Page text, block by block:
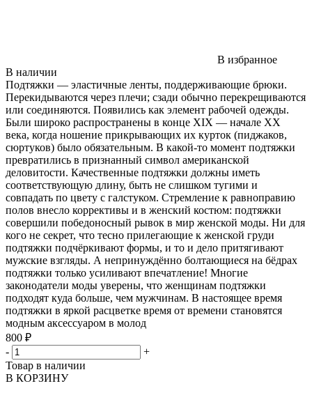
В избранное
В наличии
Подтяжки — эластичные ленты, поддерживающие брюки.
Перекидываются через плечи; сзади обычно перекрещиваются
или соединяются. Появились как элемент рабочей одежды.
Были широко распространены в конце XIX — начале XX
века, когда ношение прикрывающих их курток (пиджаков,
сюртуков) было обязательным. В какой-то момент подтяжки
превратились в признанный символ американской
деловитости. Качественные подтяжки должны иметь
соответствующую длину, быть не слишком тугими и
совпадать по цвету с галстуком. Стремление к равноправию
полов внесло коррективы и в женский костюм: подтяжки
совершили победоносный рывок в мир женской моды. Ни для
кого не секрет, что тесно прилегающие к женcкой груди
подтяжки подчёркивают формы, и то и дело притягивают
мужские взгляды. А непринуждённо болтающиеся на бёдрах
подтяжки только усиливают впечатление! Многие
законодатели моды уверены, что женщинам подтяжки
подходят куда больше, чем мужчинам. В настоящее время
подтяжки в яркой расцветке время от времени становятся
модным аксессуаром в молод
800 ₽
-
+
Товар в наличии
В КОРЗИНУ